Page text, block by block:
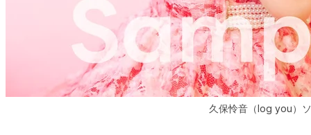
久保怜音（log you）